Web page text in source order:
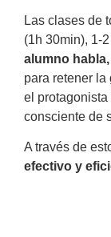
Las clases de
(1h 30min), 1-
alumno
para retener la
el
consciente de
A través de
efectivo y